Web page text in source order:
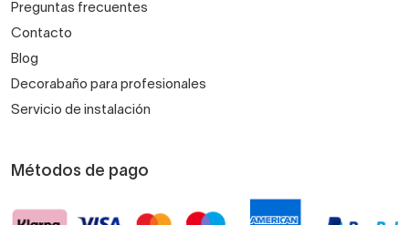
Preguntas frecuentes
Contacto
Blog
Decorabaño para profesionales
Servicio de instalación
Métodos de pago